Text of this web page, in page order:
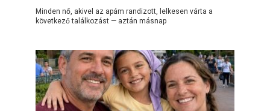
Minden nő, akivel az apám randizott, lelkesen várta a
következő találkozást — aztán másnap